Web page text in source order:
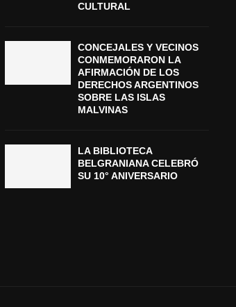
CULTURAL
CONCEJALES Y VECINOS
CONMEMORARON LA
AFIRMACIÓN DE LOS
DERECHOS ARGENTINOS
SOBRE LAS ISLAS
MALVINAS
LA BIBLIOTECA
BELGRANIANA CELEBRÓ
SU 10° ANIVERSARIO